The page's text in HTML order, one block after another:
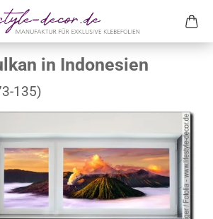
in Indonesien
135)